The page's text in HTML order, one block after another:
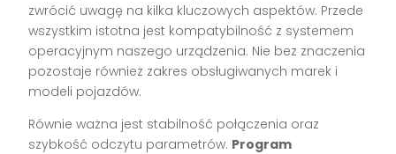
zwrócić uwagę na kilka kluczowych aspektów. Przede
wszystkim istotna jest kompatybilność z systemem
operacyjnym naszego urządzenia. Nie bez znaczenia
pozostaje również zakres obsługiwanych marek i
modeli pojazdów.
Równie ważna jest stabilność połączenia oraz
szybkość odczytu parametrów. Program